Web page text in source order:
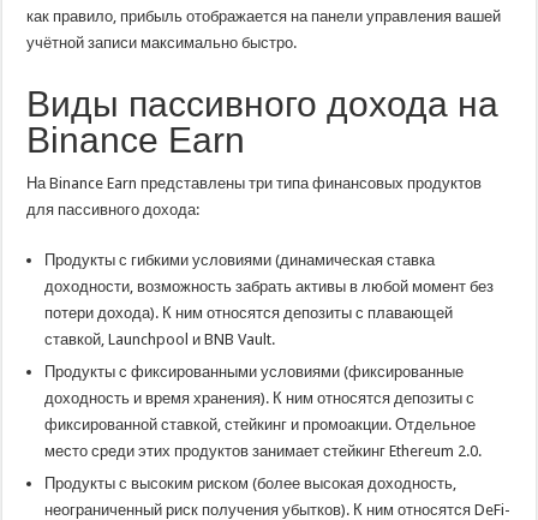
как правило, прибыль отображается на панели управления вашей
учётной записи максимально быстро.
Виды пассивного дохода на
Binance Earn
На Binance Earn представлены три типа финансовых продуктов
для пассивного дохода:
Продукты с гибкими условиями (динамическая ставка
доходности, возможность забрать активы в любой момент без
потери дохода). К ним относятся депозиты с плавающей
ставкой, Launchpool и BNB Vault.
Продукты с фиксированными условиями (фиксированные
доходность и время хранения). К ним относятся депозиты с
фиксированной ставкой, стейкинг и промоакции. Отдельное
место среди этих продуктов занимает стейкинг Ethereum 2.0.
Продукты с высоким риском (более высокая доходность,
неограниченный риск получения убытков). К ним относятся DeFi-